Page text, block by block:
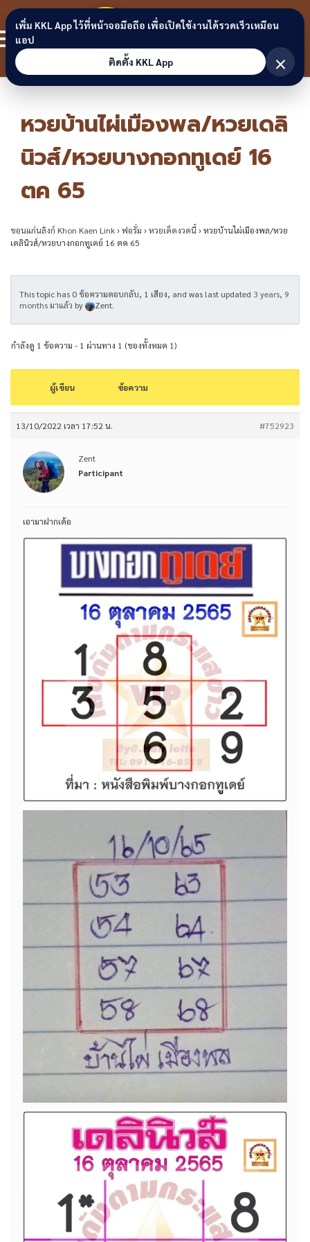
Skip to content
ขอนแก่น
ลิงก์
หวยบ้านไผ่เมืองพล/หวยเดลิ
นิวส์/หวยบางกอกทูเดย์ 16
ตค 65
ขอนแก่นลิงก์ Khon Kaen Link›ฟอรั่ม ›หวยเด็ดงวดนี้›หวยบ้านไผ่เมืองพล/หวย
เดลินิวส์/หวยบางกอกทูเดย์ 16 ตค 65
This topic has 0 ข้อความตอบกลับ, 1 เสียง, and was last updated 3 years, 9
months มาแล้ว by Zent.
กำลังดู 1 ข้อความ - 1 ผ่านทาง 1 (ของทั้งหมด 1)
ผู้เขียน ข้อความ
13/10/2022 เวลา 17:52 น. #752923
Zent
Participant
เอามาฝากเด้อ
เพิ่ม KKL App ไว้ที่หน้าจอมือถือ เพื่อเปิดใช้งานได้รวดเร็วเหมือน
แอป
ติดตั้ง KKL App
×